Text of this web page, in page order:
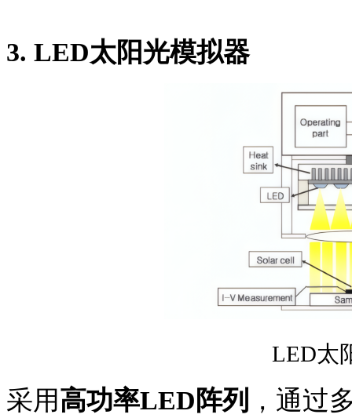
3. LED太阳光模拟器
LED太
采用高功率LED阵列 ，通过